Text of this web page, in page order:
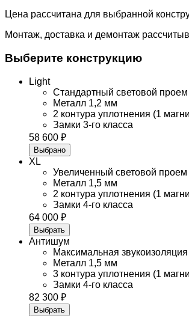
Цена рассчитана для выбранной
Монтаж, доставка и демонтаж
Выберите конструкцию
Light
Стандартный световой проем
Металл 1,2 мм
2 контура уплотнения (1
Замки 3-го класса
58 600 ₽
Выбрано
XL
Увеличенный световой проем
Металл 1,5 мм
2 контура уплотнения (1
Замки 4-го класса
64 000 ₽
Выбрать
Антишум
Максимальная звукоизоляция
Металл 1,5 мм
3 контура уплотнения (1
Замки 4-го класса
82 300 ₽
Выбрать